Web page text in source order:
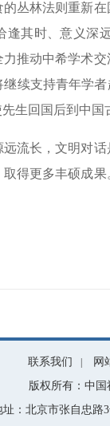
丛林法则重新
逢其时、意义深
推动中希学术
续支持青年学
生回国后到中
长，文明对话
得更多丰硕成
联系我们
网
版权所有：中
址：北京市张自忠